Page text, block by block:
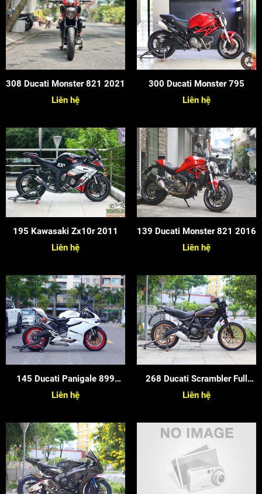
308 Ducati Monster 821 2021
Liên hệ
300 Ducati Monster 795
Liên hệ
195 Kawasaki Zx10r 2011
Liên hệ
139 Ducati Monster 821 2016
Liên hệ
145 Ducati Panigale 899
2015
Liên hệ
268 Ducati Scrambler Full
Throttle
Liên hệ